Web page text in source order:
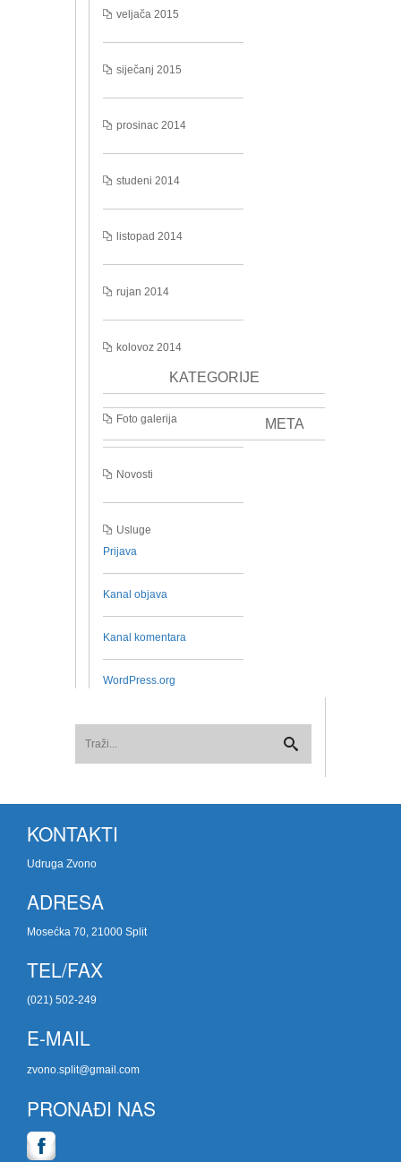
veljača 2015
siječanj 2015
prosinac 2014
studeni 2014
listopad 2014
rujan 2014
kolovoz 2014
KATEGORIJE
Foto galerija
Novosti
Usluge
META
Prijava
Kanal objava
Kanal komentara
WordPress.org
KONTAKTI
Udruga Zvono
ADRESA
Mosećka 70, 21000 Split
TEL/FAX
(021) 502-249
E-MAIL
zvono.split@gmail.com
PRONAĐI NAS